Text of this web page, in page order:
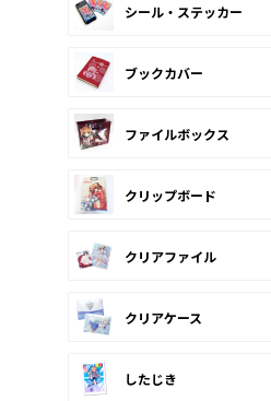
シール・ステッカー
ブックカバー
ファイルボックス
クリップボード
クリアファイル
クリアケース
したじき